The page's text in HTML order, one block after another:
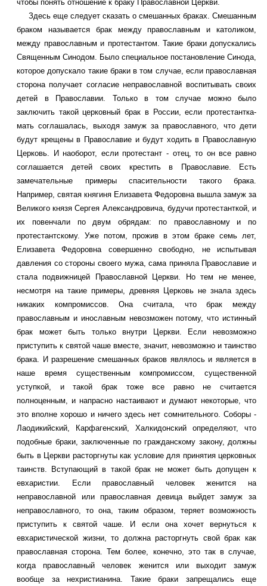
чтобы понять отношение к браку Православной Церкви.
Здесь еще следует сказать о смешанных браках. Смешанным
браком называется брак между православным и католиком,
между православным и протестантом. Такие браки допускались
Священным Синодом. Было специальное постановление Синода,
которое допускало такие браки в том случае, если православная
сторона получает согласие неправославной воспитывать своих
детей в Православии. Только в том случае можно было
заключить такой церковный брак в России, если протестантка-
мать соглашалась, выходя замуж за православного, что дети
будут крещены в Православие и будут ходить в Православную
Церковь. И наоборот, если протестант - отец, то он все равно
соглашается детей своих крестить в Православие. Есть
замечательные примеры спасительности такого брака.
Например, святая княгиня Елизавета Федоровна вышла замуж за
Великого князя Сергея Александровича, будучи протестанткой, и
их повенчали по двум обрядам: по православному и по
протестантскому. Уже потом, прожив в этом браке семь лет,
Елизавета Федоровна совершенно свободно, не испытывая
давления со стороны своего мужа, сама приняла Православие и
стала подвижницей Православной Церкви. Но тем не менее,
несмотря на такие примеры, древняя Церковь не знала здесь
никаких компромиссов. Она считала, что брак между
православным и инославным невозможен потому, что истинный
брак может быть только внутри Церкви. Если невозможно
приступить к святой чаше вместе, значит, невозможно и таинство
брака. И разрешение смешанных браков являлось и является в
наше время существенным компромиссом, существенной
уступкой, и такой брак тоже все равно не считается
полноценным, и напрасно настаивают и думают некоторые, что
это вполне хорошо и ничего здесь нет сомнительного. Соборы -
Лаодикийский, Карфагенский, Халкидонский определяют, что
подобные браки, заключенные по гражданскому закону, должны
быть в Церкви расторгнуты как условие для принятия церковных
таинств. Вступающий в такой брак не может быть допущен к
евхаристии. Если православный человек женится на
неправославной или православная девица выйдет замуж за
неправославного, то она, таким образом, теряет возможность
приступить к святой чаше. И если она хочет вернуться к
евхаристической жизни, то должна расторгнуть свой брак как
православная сторона. Тем более, конечно, это так в случае,
когда православный человек женится или выходит замуж
вообще за нехристианина. Такие браки запрещались еще